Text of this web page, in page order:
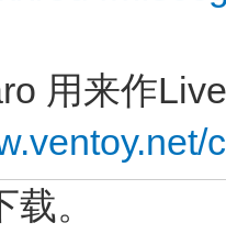
用来作
。